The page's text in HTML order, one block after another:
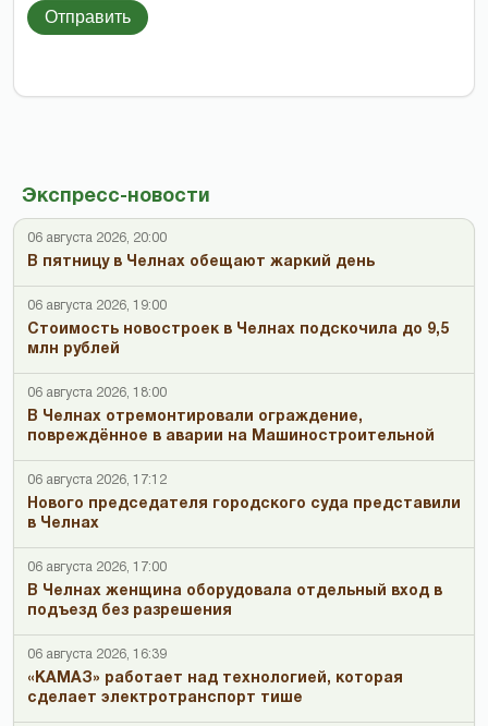
Экспресс-новости
06 августа 2026, 20:00
В пятницу в Челнах обещают жаркий день
06 августа 2026, 19:00
Стоимость новостроек в Челнах подскочила до 9,5
млн рублей
06 августа 2026, 18:00
В Челнах отремонтировали ограждение,
повреждённое в аварии на Машиностроительной
06 августа 2026, 17:12
Нового председателя городского суда представили
в Челнах
06 августа 2026, 17:00
В Челнах женщина оборудовала отдельный вход в
подъезд без разрешения
06 августа 2026, 16:39
«КАМАЗ» работает над технологией, которая
сделает электротранспорт тише
Отправить